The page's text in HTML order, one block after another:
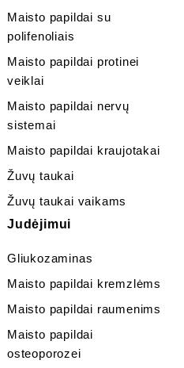
Maisto papildai su
polifenoliais
Maisto papildai protinei
veiklai
Maisto papildai nervų
sistemai
Maisto papildai kraujotakai
Žuvų taukai
Žuvų taukai vaikams
Judėjimui
Gliukozaminas
Maisto papildai kremzlėms
Maisto papildai raumenims
Maisto papildai
osteoporozei